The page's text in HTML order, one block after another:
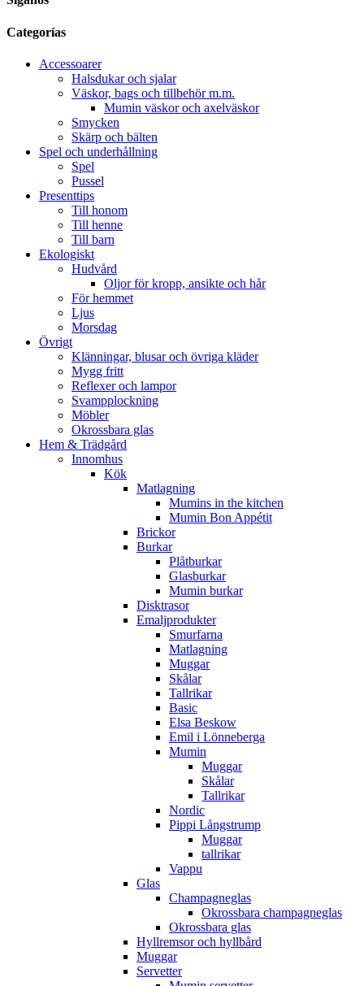
Categorías
Accessoarer
Halsdukar och sjalar
Väskor, bags och tillbehör m.m.
Mumin väskor och axelväskor
Smycken
Skärp och bälten
Spel och underhållning
Spel
Pussel
Presenttips
Till honom
Till henne
Till barn
Ekologiskt
Hudvård
Oljor för kropp, ansikte och hår
För hemmet
Ljus
Morsdag
Övrigt
Klänningar, blusar och övriga kläder
Mygg fritt
Reflexer och lampor
Svampplockning
Möbler
Okrossbara glas
Hem & Trädgård
Innomhus
Kök
Matlagning
Mumins in the kitchen
Mumin Bon Appétit
Brickor
Burkar
Plåtburkar
Glasburkar
Mumin burkar
Disktrasor
Emaljprodukter
Smurfarna
Matlagning
Muggar
Skålar
Tallrikar
Basic
Elsa Beskow
Emil i Lönneberga
Mumin
Muggar
Skålar
Tallrikar
Nordic
Pippi Långstrump
Muggar
tallrikar
Vappu
Glas
Champagneglas
Okrossbara champagneglas
Okrossbara glas
Hyllremsor och hyllbård
Muggar
Servetter